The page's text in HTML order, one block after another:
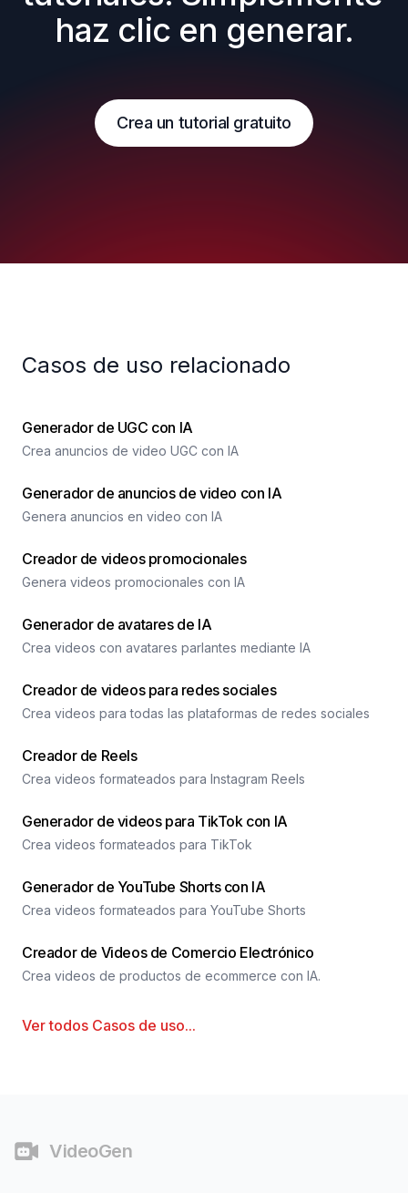
haz clic en generar.
Crea un tutorial gratuito
Casos de uso relacionado
Generador de UGC con IA
Crea anuncios de video UGC con IA
Generador de anuncios de video con IA
Genera anuncios en video con IA
Creador de videos promocionales
Genera videos promocionales con IA
Generador de avatares de IA
Crea videos con avatares parlantes mediante IA
Creador de videos para redes sociales
Crea videos para todas las plataformas de redes sociales
Creador de Reels
Crea videos formateados para Instagram Reels
Generador de videos para TikTok con IA
Crea videos formateados para TikTok
Generador de YouTube Shorts con IA
Crea videos formateados para YouTube Shorts
Creador de Videos de Comercio Electrónico
Crea videos de productos de ecommerce con IA.
Ver todos Casos de uso...
VideoGen